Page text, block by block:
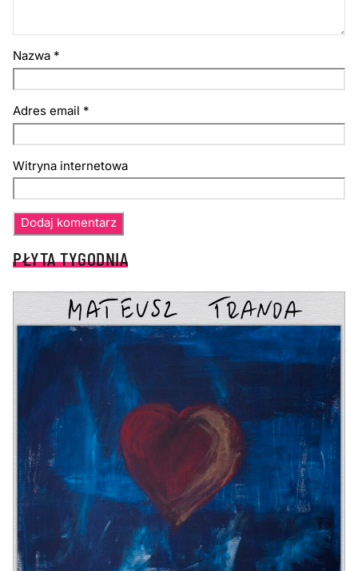
Nazwa *
Adres email *
Witryna internetowa
PŁYTA TYGODNIA